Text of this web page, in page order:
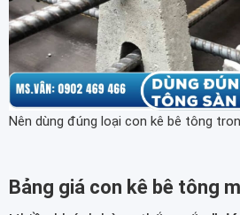
Nên dùng đúng loại con kê bê tông
Bảng giá con kê bê tông